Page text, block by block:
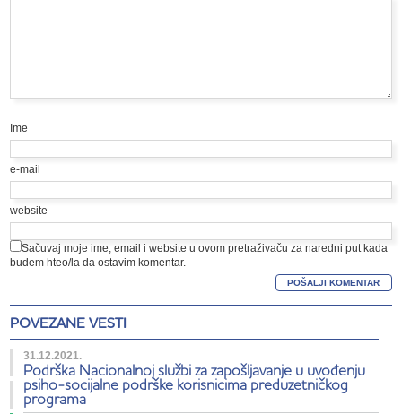
Ime
e-mail
website
Sačuvaj moje ime, email i website u ovom pretraživaču za naredni put kada
budem hteo/la da ostavim komentar.
POVEZANE VESTI
31.12.2021.
Podrška Nacionalnoj službi za zapošljavanje u uvođenju
psiho-socijalne podrške korisnicima preduzetničkog
programa